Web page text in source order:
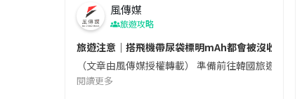
風傳媒
旅遊攻略
旅遊注意｜搭飛機帶尿袋標明mAh都會被沒收😱出
（文章由風傳媒授權轉載） 準備前往韓國旅遊的
閱讀更多